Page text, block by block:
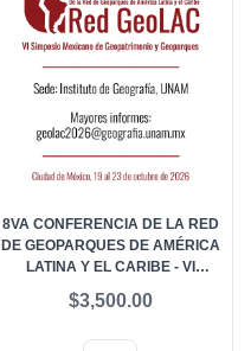
8VA CONFERENCIA DE LA RED
DE GEOPARQUES DE AMÉRICA
LATINA Y EL CARIBE - VI
GEOPATRIMONIO Y
$3,500.00